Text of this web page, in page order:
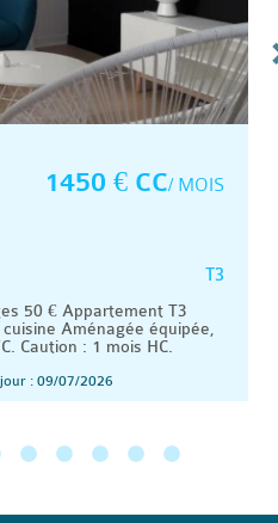
1450 € CC/ MOIS
T3
50 € Appartement T3
Aménagée équipée,
Caution : 1 mois HC.
: 09/07/2026